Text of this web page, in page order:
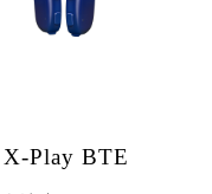
X-Play BTE